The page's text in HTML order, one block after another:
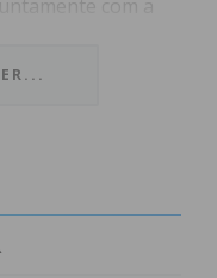
com a
Paredes, o Clube
Câmara Municipal
“tornou-se de